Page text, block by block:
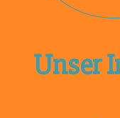
Unser